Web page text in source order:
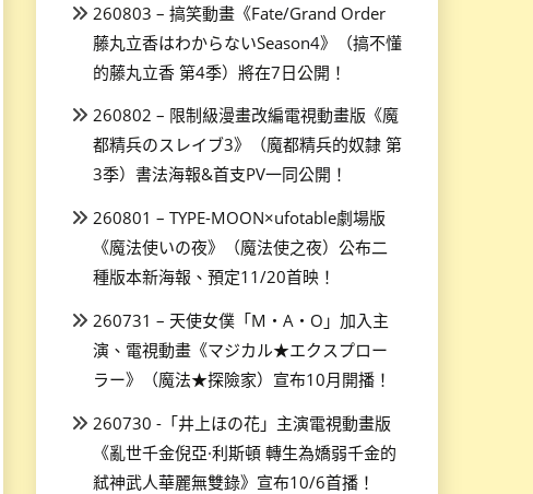
260803 – 搞笑動畫《Fate/Grand Order
藤丸立香はわからないSeason4》（搞不懂
的藤丸立香 第4季）將在7日公開！
260802 – 限制級漫畫改編電視動畫版《魔
都精兵のスレイブ3》（魔都精兵的奴隸 第
3季）書法海報&首支PV一同公開！
260801 – TYPE-MOON×ufotable劇場版
《魔法使いの夜》（魔法使之夜）公布二
種版本新海報、預定11/20首映！
260731 – 天使女僕「M・A・O」加入主
演、電視動畫《マジカル★エクスプロー
ラー》（魔法★探險家）宣布10月開播！
260730 -「井上ほの花」主演電視動畫版
《亂世千金倪亞·利斯頓 轉生為嬌弱千金的
弒神武人華麗無雙錄》宣布10/6首播！